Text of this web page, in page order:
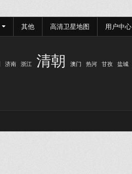
其他 高清卫星地图 用户中心
济南 浙江 清朝 澳门 热河 甘孜 盐城